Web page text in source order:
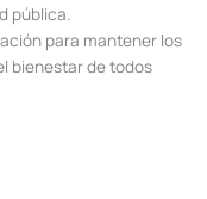
pública.
para mantener los
bienestar de todos